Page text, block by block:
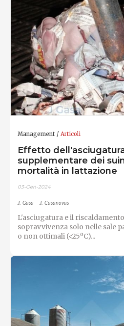
Management Articoli
Effetto
supplementare dei
mortalità in lattazione
03-Gen-2024
J. Gasa J. Casanovas
L'asciugatura e il
sopravvivenza solo nelle sale
o non ottimali (<25ºC)...